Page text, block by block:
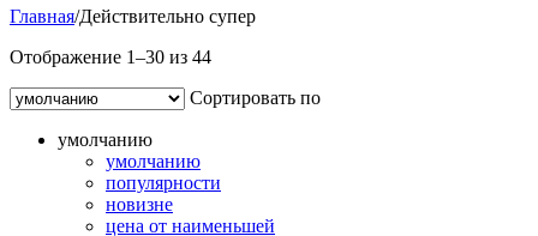
Главная/Действительно супер
Отображение 1–30 из 44
Сортировать по
умолчанию
умолчанию
популярности
новизне
цена от наименьшей